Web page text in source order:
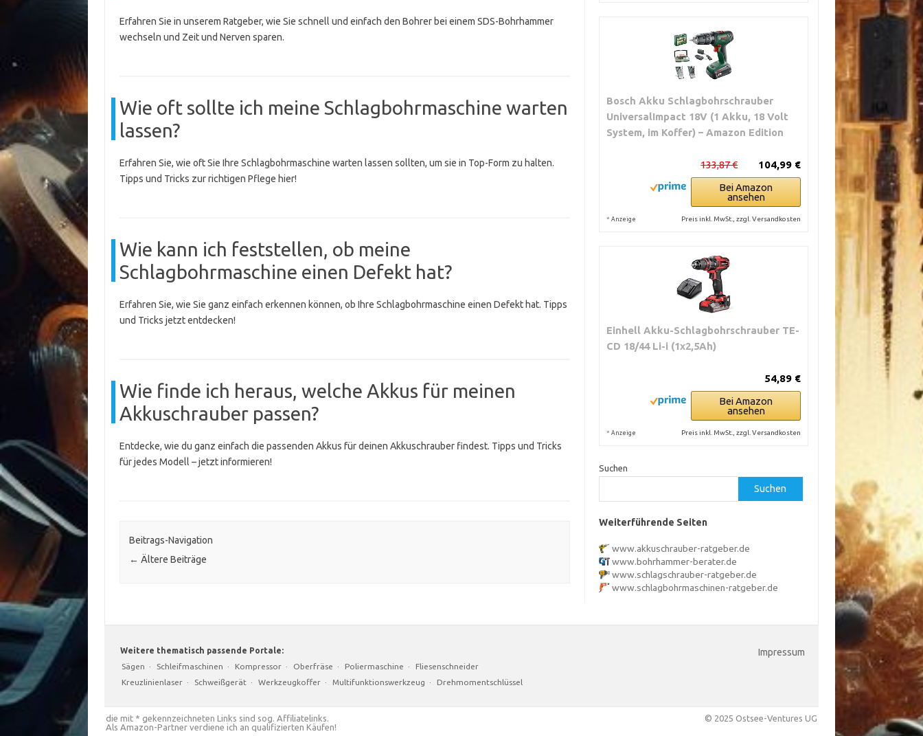
Erfahren Sie in unserem Ratgeber, wie Sie schnell und einfach den Bohrer bei einem SDS-Bohrhammer
wechseln und Zeit und Nerven sparen.
Wie oft sollte ich meine Schlagbohrmaschine warten
lassen?
Erfahren Sie, wie oft Sie Ihre Schlagbohrmaschine warten lassen sollten, um sie in Top-Form zu halten.
Tipps und Tricks zur richtigen Pflege hier!
Wie kann ich feststellen, ob meine
Schlagbohrmaschine einen Defekt hat?
Erfahren Sie, wie Sie ganz einfach erkennen können, ob Ihre Schlagbohrmaschine einen Defekt hat. Tipps
und Tricks jetzt entdecken!
Wie finde ich heraus, welche Akkus für meinen
Akkuschrauber passen?
Entdecke, wie du ganz einfach die passenden Akkus für deinen Akkuschrauber findest. Tipps und Tricks
für jedes Modell – jetzt informieren!
Beitrags-Navigation
← Ältere Beiträge
Bosch Akku Schlagbohrschrauber
UniversalImpact 18V (1 Akku, 18 Volt
System, im Koffer) – Amazon Edition
104,99 €
133,87 €
Bei Amazon
ansehen
* Anzeige Preis inkl. MwSt., zzgl. Versandkosten
Einhell Akku-Schlagbohrschrauber TE-
CD 18/44 Li-i (1x2,5Ah)
54,89 €
Bei Amazon
ansehen
* Anzeige Preis inkl. MwSt., zzgl. Versandkosten
Suchen
Suchen
Weiterführende Seiten
www.akkuschrauber-ratgeber.de
www.bohrhammer-berater.de
www.schlagschrauber-ratgeber.de
www.schlagbohrmaschinen-ratgeber.de
Weitere thematisch passende Portale:
Sägen · Schleifmaschinen · Kompressor · Oberfräse · Poliermaschine ·
Fliesenschneider
Kreuzlinienlaser · Schweißgerät · Werkzeugkoffer · Multifunktionswerkzeug · Drehmomentschlüssel
Impressum
die mit * gekennzeichneten Links sind sog. Affiliatelinks.
Als Amazon-Partner verdiene ich an qualifizierten Käufen!
© 2025 Ostsee-Ventures UG